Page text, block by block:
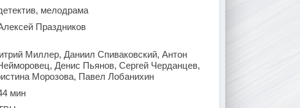
мелодрама
Праздников
Миллер, Даниил Спиваковский, Антон
Денис Пьянов, Сергей Черданцев,
Морозова, Павел Лобанихин
мин